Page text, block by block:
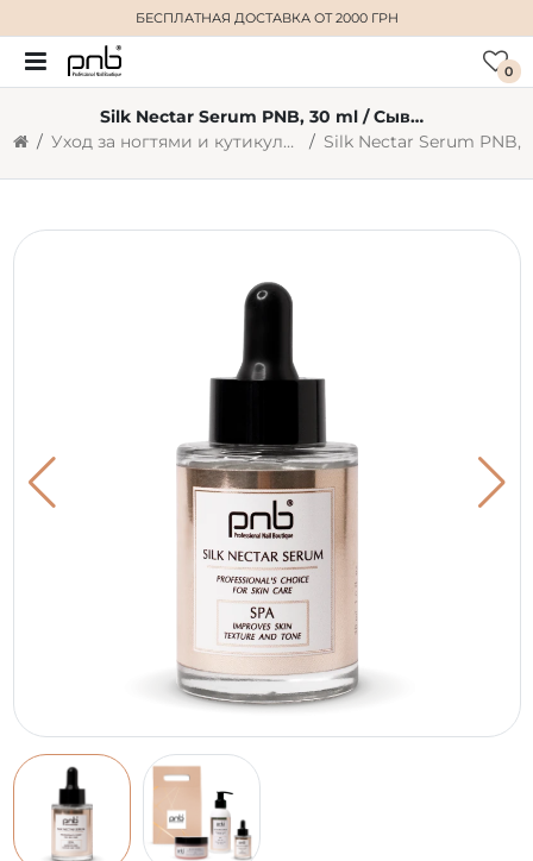
БЕСПЛАТНАЯ ДОСТАВКАОТ 2000 ГРН
0
Silk Nectar Serum PNB, 30 ml / Сыворотка PNB, Шелковый нектар
Уход за ногтями и кутикулой